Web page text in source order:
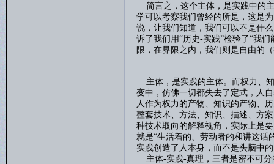
简言之，这个主体，是实践中的
学可以考察我们曾经的所是，这是
说，让我们知道，我们可以不是什
诉了我们用“历史-实践”检验了“我
限，在界限之内，我们则是自由的
主体，是实践的主体。而权力、
变中，仿佛一切都失去了定式，人
人作为权力的产物、知识的产物、
整套技术、方法、知识、描述、方
种技术取向的解释视角，实际上是
就是“生活着的、劳动者的和讲这话
实践创造了人本身，而不是头脑中
主体-实践-真理，三者是密不可